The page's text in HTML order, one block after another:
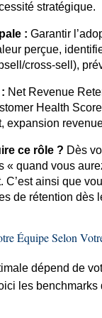
stratégique.
: Garantir
perçue,
/cross-sell ),
Net Revenue
Health
expansion
ce rôle ? Dès
« quand vous
C’est ainsi que
de rétention dès
Équipe Selon
dépend de
les benchmarks